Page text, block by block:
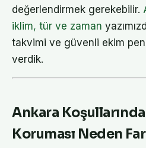
değerlendirmek gerekebilir.
iklim, tür ve zaman
takvimi ve güvenli ekim
verdik.
Ankara
Koruması Neden